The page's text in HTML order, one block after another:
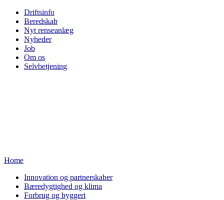
Driftsinfo
Beredskab
Nyt renseanlæg
Nyheder
Job
Om os
Selvbetjening
Home
Innovation og partnerskaber
Bæredygtighed og klima
Forbrug og byggeri